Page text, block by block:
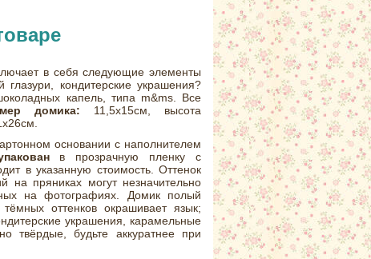
в себя следующие элементы
глазури, кондитерские украшения?
капель, типа m&ms. Все
домика: 11,5х15см, высота
основании с наполнителем
в прозрачную пленку с
в указанную стоимость. Оттенок
на пряниках могут незначительно
на фотографиях. Домик полый
тёмных оттенков окрашивает язык;
украшения, карамельные
твёрдые, будьте аккуратнее при